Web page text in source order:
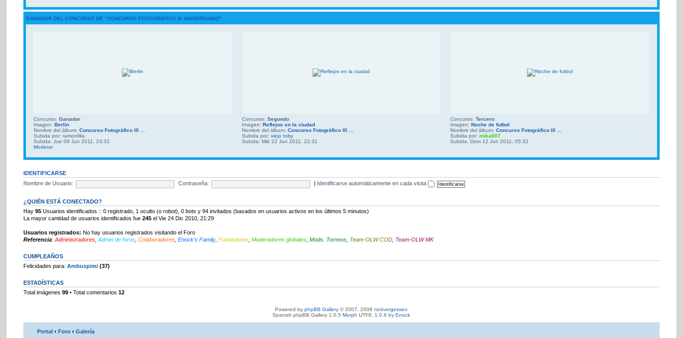
GANADOR DEL CONCURSO DE "CONCURSO FOTOGRÁFICO III ANIVERSARIO"
Concurso:Ganador
Imagen:Berlin
Nombre del álbum:Concurso Fotográfico III ...
Subida por: ramonfilia
Subida: Jue 09 Jun 2011, 23:32
Moderar
Concurso:Segundo
Imagen:Reflejos en la ciudad
Nombre del álbum:Concurso Fotográfico III ...
Subida por:viejo toby
Subida: Mié 22 Jun 2011, 22:31
Concurso:Tercero
Imagen:Noche de futbol
Nombre del álbum:Concurso Fotográfico III ...
Subida por:mika007
Subida: Dom 12 Jun 2011, 05:32
IDENTIFICARSE
Nombre de Usuario:
Contraseña: Identificarse automáticamente en cada visita
¿QUIÉN ESTÁ CONECTADO?
Hay95 Usuarios identificados :: 0 registrado, 1 oculto (o robot), 0 bots y 94 invitados (basados en usuarios activos en los últimos 5 minutos)
La mayor cantidad de usuarios identificados fue245 el Vie 24 Dic 2010, 21:29
Usuarios registrados: No hay usuarios registrados visitando el Foro
Referencia:Administradores ,Admin de foros ,Colaboradores ,Enock's Family ,Fundadores ,Moderadores globales ,Mods. Torneos Team-OLW COD Team-OLW MK
CUMPLEAÑOS
Felicidades para:Ambuspimi (37)
ESTADÍSTICAS
Total imágenes99 • Total comentarios12
Powered byphpBB Gallery © 2007, 2009nickvergessen
Spanish phpBB Gallery 1.0.5Morph UTF8; 1.0.6 byEnock
Portal ‹ Foro ‹ Galería